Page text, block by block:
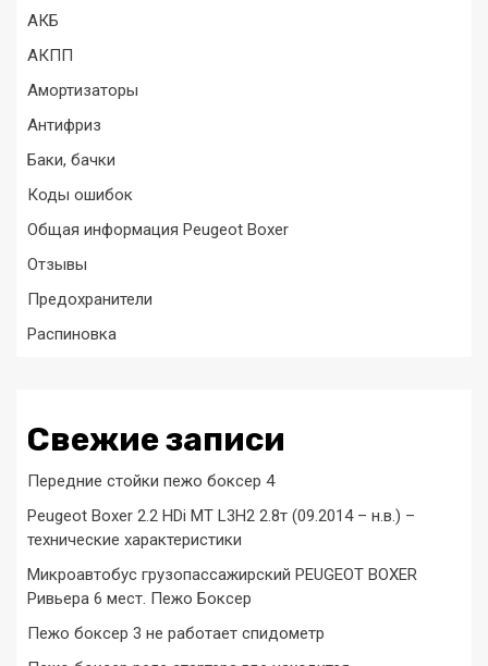
АКБ
АКПП
Амортизаторы
Антифриз
Баки, бачки
Коды ошибок
Общая информация Peugeot Boxer
Отзывы
Предохранители
Распиновка
Свежие записи
Передние стойки пежо боксер 4
Peugeot Boxer 2.2 HDi MT L3H2 2.8т (09.2014 – н.в.) –
технические характеристики
Микроавтобус грузопассажирский PEUGEOT BOXER
Ривьера 6 мест. Пежо Боксер
Пежо боксер 3 не работает спидометр